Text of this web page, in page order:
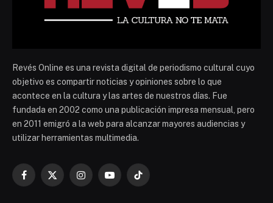
Revés Online es una revista digital de periodismo cultural cuyo
objetivo es compartir noticias y opiniones sobre lo que
acontece en la cultura y las artes de nuestros días. Fue
fundada en 2002 como una publicación impresa mensual, pero
en 2011 emigró a la web para alcanzar mayores audiencias y
utilizar herramientas multimedia.
Facebook
X
InstagramYouTubeTikTok